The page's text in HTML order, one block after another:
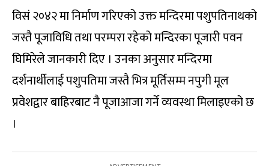
विसं २०४२ मा निर्माण गरिएको उक्त मन्दिरमा पशुपतिनाथको
जस्तै पूजाविधि तथा परम्परा रहेको मन्दिरका पूजारी पवन
घिमिरेले जानकारी दिए । उनका अनुसार मन्दिरमा
दर्शनार्थीलाई पशुपतिमा जस्तै भित्र मूर्तिसम्म नपुगी मूल
प्रवेशद्वार बाहिरबाट नै पूजाआजा गर्ने व्यवस्था मिलाइएको छ
।